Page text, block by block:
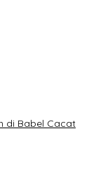
di Babel Cacat